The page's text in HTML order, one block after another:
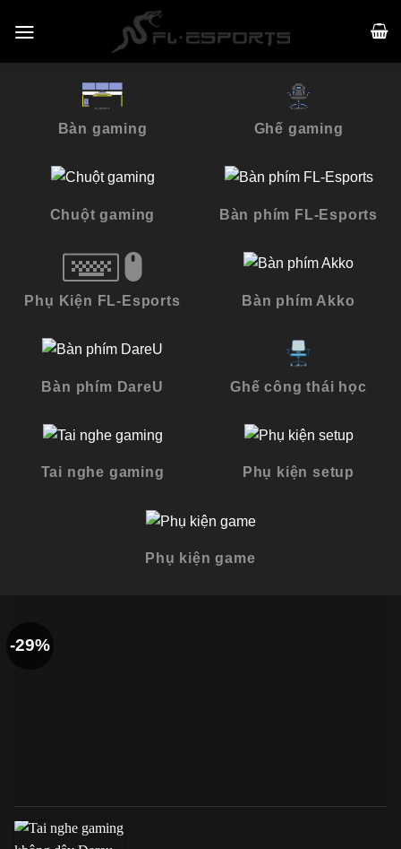
Bàn gaming Ghế gaming
Chuột gaming Bàn phím FL-Esports
Phụ Kiện FL-Esports Bàn phím Akko
Bàn phím DareU Ghế công thái học
Tai nghe gaming Phụ kiện setup
Phụ kiện game
-29%